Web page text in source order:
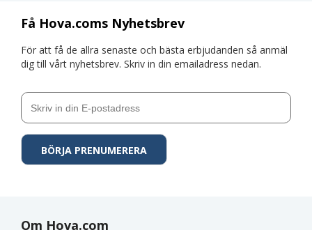
Få Hova.coms Nyhetsbrev
För att få de allra senaste och bästa erbjudanden så anmäl
dig till vårt nyhetsbrev. Skriv in din emailadress nedan.
Om Hova.com